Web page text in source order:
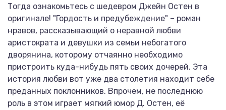
Тогда ознакомьтесь с шедевром Джейн Остен в
оригинале! "Гордость и предубеждение" – роман
нравов, рассказывающий о неравной любви
аристократа и девушки из семьи небогатого
дворянина, которому отчаянно необходимо
пристроить куда-нибудь пять своих дочерей. Эта
история любви вот уже два столетия находит себе
преданных поклонников. Впрочем, не последнюю
роль в этом играет мягкий юмор Д. Остен, её